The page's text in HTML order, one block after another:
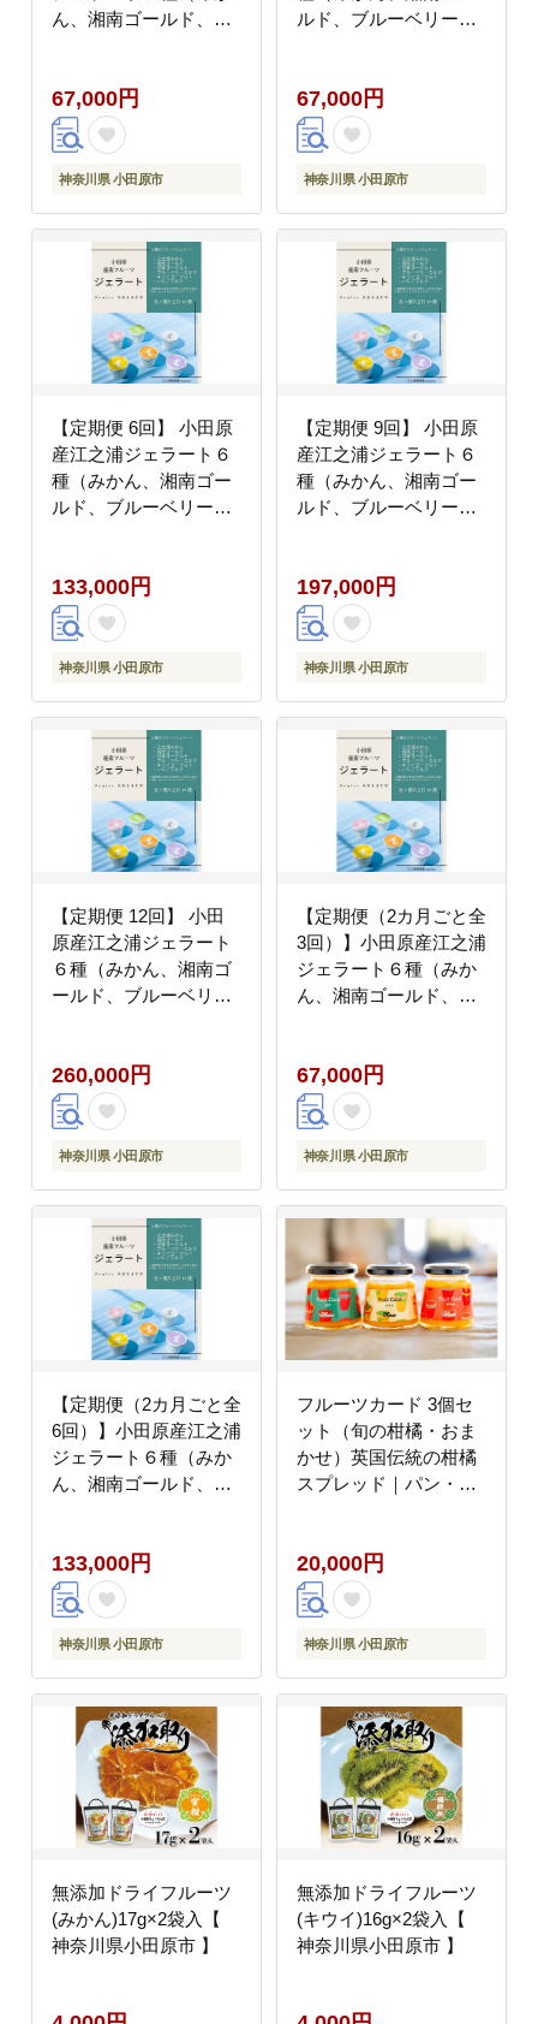
ん、湘南ゴールド、ブ
ーグルト、甘夏ヨーグ
ルト）120mlカップ各
１個合計６個
67,000円
神奈川県 小田原市
ルド、ブルーベリーミ
夏ヨーグルト）120ml
カップ各２個合計１２
個
67,000円
神奈川県 小田原市
【定期便 6回】 小田原
産江之浦ジェラート６
種（みかん、湘南ゴー
ルド、ブルーベリーミ
夏ヨーグルト）120ml
カップ各２個合計１２
個
133,000円
神奈川県 小田原市
【定期便 9回】 小田原
産江之浦ジェラート６
種（みかん、湘南ゴー
ルド、ブルーベリーミ
夏ヨーグルト）120ml
カップ各２個合計１２
個
197,000円
神奈川県 小田原市
【定期便 12回】 小田
原産江之浦ジェラート
６種（みかん、湘南ゴ
ールド、ブルーベリー
ト、甘夏ヨーグルト）
120mlカップ各２個合
計１２個
260,000円
神奈川県 小田原市
【定期便（2カ月ごと全
3回）】小田原産江之浦
ジェラート６種（みか
ん、湘南ゴールド、ブ
ーグルト、甘夏ヨーグ
ルト）120mlカップ各
２個合計１２個
67,000円
神奈川県 小田原市
【定期便（2カ月ごと全
6回）】小田原産江之浦
ジェラート６種（みか
ん、湘南ゴールド、ブ
ーグルト、甘夏ヨーグ
ルト）120mlカップ各
２個合計１２個
133,000円
神奈川県 小田原市
フルーツカード 3個セ
ット（旬の柑橘・おま
かせ）英国伝統の柑橘
スプレッド｜パン・ヨ
市】
20,000円
神奈川県 小田原市
無添加ドライフルーツ
(みかん)17g×2袋入【
神奈川県小田原市 】
無添加ドライフルーツ
(キウイ)16g×2袋入【
神奈川県小田原市 】